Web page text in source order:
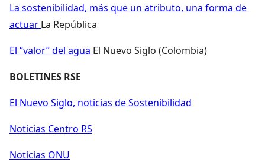
La sostenibilidad, más que un atributo, una forma de
actuar La República
El “valor” del agua El Nuevo Siglo (Colombia)
BOLETINES RSE
El Nuevo Siglo, noticias de Sostenibilidad
Noticias Centro RS
Noticias ONU